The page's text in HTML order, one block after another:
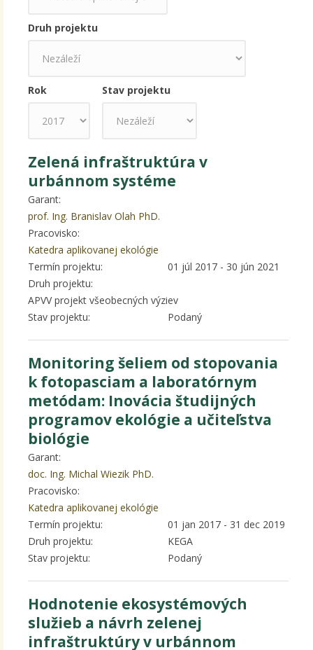
Druh projektu
Rok
Stav projektu
Zelená infraštruktúra v
urbánnom systéme
Garant:
prof. Ing. Branislav Olah PhD.
Pracovisko:
Katedra aplikovanej ekológie
Termín projektu:
01 júl 2017 - 30 jún 2021
Druh projektu:
APVV projekt všeobecných výziev
Stav projektu:
Podaný
Monitoring šeliem od stopovania
k fotopasciam a laboratórnym
metódam: Inovácia študijných
programov ekológie a učiteľstva
biológie
Garant:
doc. Ing. Michal Wiezik PhD.
Pracovisko:
Katedra aplikovanej ekológie
Termín projektu:
01 jan 2017 - 31 dec 2019
Druh projektu:
KEGA
Stav projektu:
Podaný
Hodnotenie ekosystémových
služieb a návrh zelenej
infraštruktúry v urbánnom